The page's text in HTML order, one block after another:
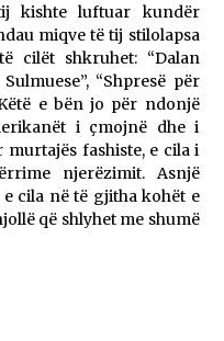
kishte luftuar kundër
miqve të tij stilolapsa
cilët shkruhet: “Dalan
“Shpresë për
e bën jo për ndonjë
i çmojnë dhe i
fashiste, e cila i
njerëzimit. Asnjë
cila në të gjitha kohët e
që shlyhet me shumë